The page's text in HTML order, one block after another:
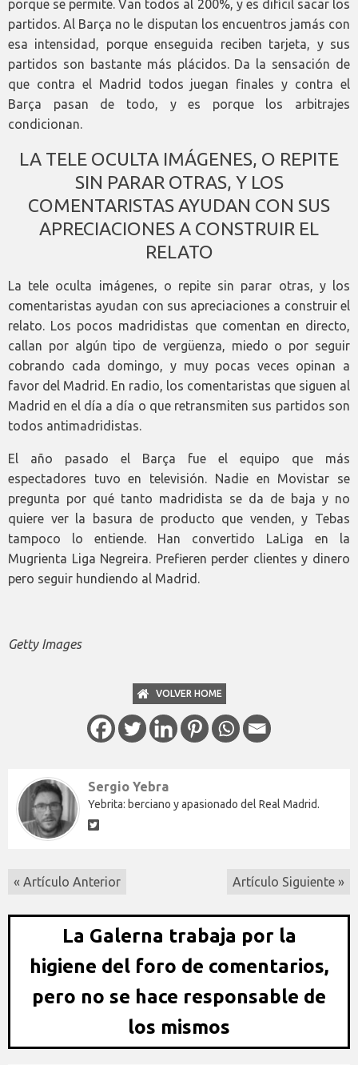
porque se permite. Van todos al 200%, y es difícil sacar los
partidos. Al Barça no le disputan los encuentros jamás con
esa intensidad, porque enseguida reciben tarjeta, y sus
partidos son bastante más plácidos. Da la sensación de
que contra el Madrid todos juegan finales y contra el
Barça pasan de todo, y es porque los arbitrajes
condicionan.
LA TELE OCULTA IMÁGENES, O REPITE
SIN PARAR OTRAS, Y LOS
COMENTARISTAS AYUDAN CON SUS
APRECIACIONES A CONSTRUIR EL
RELATO
La tele oculta imágenes, o repite sin parar otras, y los
comentaristas ayudan con sus apreciaciones a construir el
relato. Los pocos madridistas que comentan en directo,
callan por algún tipo de vergüenza, miedo o por seguir
cobrando cada domingo, y muy pocas veces opinan a
favor del Madrid. En radio, los comentaristas que siguen al
Madrid en el día a día o que retransmiten sus partidos son
todos antimadridistas.
El año pasado el Barça fue el equipo que más
espectadores tuvo en televisión. Nadie en Movistar se
pregunta por qué tanto madridista se da de baja y no
quiere ver la basura de producto que venden, y Tebas
tampoco lo entiende. Han convertido LaLiga en la
Mugrienta Liga Negreira. Prefieren perder clientes y dinero
pero seguir hundiendo al Madrid.
Getty Images
VOLVER HOME
Sergio Yebra
Yebrita: berciano y apasionado del Real Madrid.
« Artículo Anterior Artículo Siguiente »
La Galerna trabaja por la
higiene del foro de comentarios,
pero no se hace responsable de
los mismos